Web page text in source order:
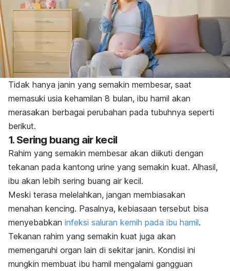
Tidak hanya janin yang semakin membesar, saat
memasuki usia kehamilan 8 bulan, ibu hamil akan
merasakan berbagai perubahan pada tubuhnya seperti
berikut.
1. Sering buang air kecil
Rahim yang semakin membesar akan diikuti dengan
tekanan pada kantong urine yang semakin kuat. Alhasil,
ibu akan lebih sering buang air kecil.
Meski terasa melelahkan, jangan membiasakan
menahan kencing. Pasalnya, kebiasaan tersebut bisa
menyebabkan infeksi saluran kemih pada ibu hamil.
Tekanan rahim yang semakin kuat juga akan
memengaruhi organ lain di sekitar janin. Kondisi ini
mungkin membuat ibu hamil mengalami gangguan